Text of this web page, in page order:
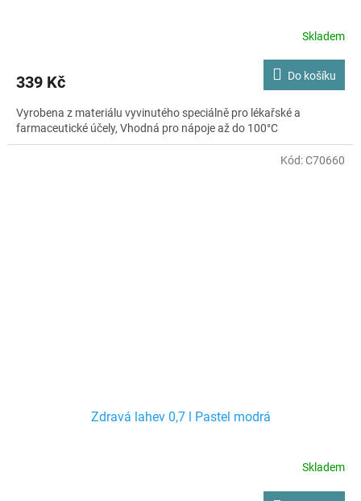
Skladem
339 Kč Do košíku
Vyrobena z materiálu vyvinutého speciálně pro lékařské a
farmaceutické účely, Vhodná pro nápoje až do 100°C
Zdravá lahev 0,7 l Pastel modrá
Skladem
Kód:C70660